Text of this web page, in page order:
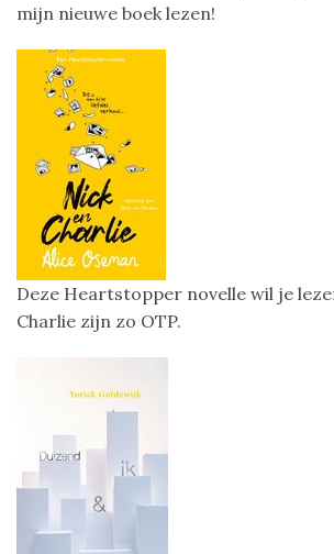
mijn nieuwe boek lezen!
Deze Heartstopper novelle wil je
Charlie zijn zo OTP.